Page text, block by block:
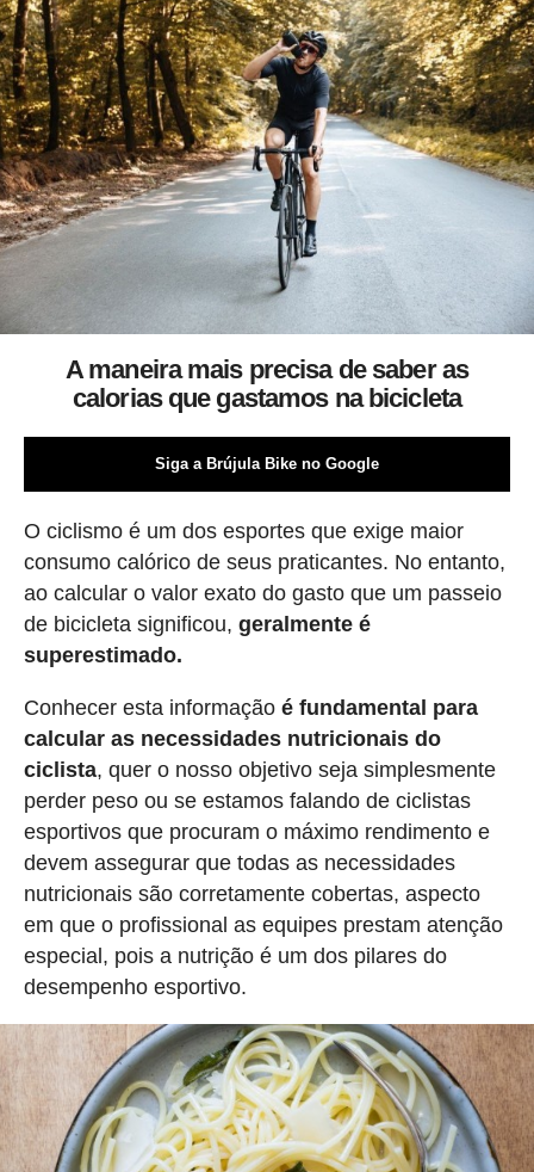
A maneira mais precisa de saber as
calorias que gastamos na bicicleta
Siga a Brújula Bike no Google
O ciclismo é um dos esportes que exige maior
consumo calórico de seus praticantes. No entanto,
ao calcular o valor exato do gasto que um passeio
de bicicleta significou, geralmente é
superestimado.
Conhecer esta informação é fundamental para
calcular as necessidades nutricionais do
ciclista, quer o nosso objetivo seja simplesmente
perder peso ou se estamos falando de ciclistas
esportivos que procuram o máximo rendimento e
devem assegurar que todas as necessidades
nutricionais são corretamente cobertas, aspecto
em que o profissional as equipes prestam atenção
especial, pois a nutrição é um dos pilares do
desempenho esportivo.